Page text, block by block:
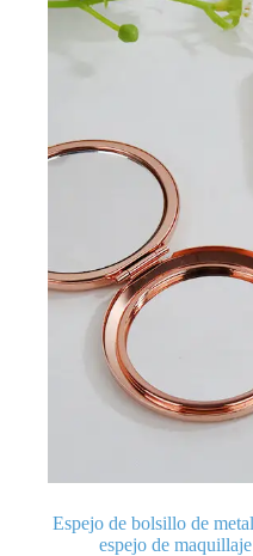
Espejo de bolsillo de
espejo de